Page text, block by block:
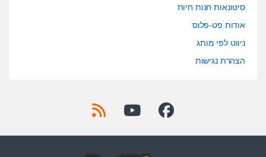
סיטונאות חנות חיות
אודות פט-פלוס
ניווט לפי מותג
הצהרת נגישות